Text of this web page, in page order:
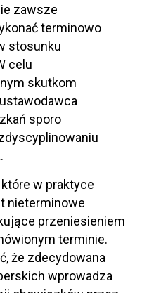
zawsze
terminowo
stosunku
celu
skutkom
sporo
w praktyce
nieterminowe
przeniesieniem
terminie.
że zdecydowana
wprowadza